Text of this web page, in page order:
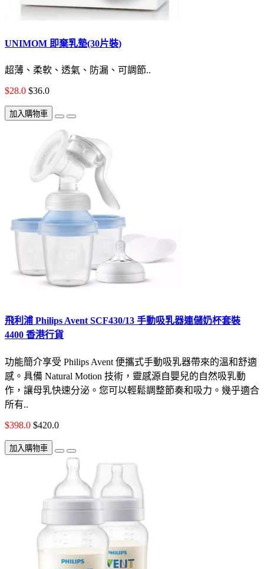
UNIMOM 即棄乳墊(30片裝)
超薄、柔軟、透氣、防漏、可調節..
$28.0 $36.0
加入購物車
飛利浦 Philips Avent SCF430/13 手動吸乳器連儲奶杯套裝
4400 香港行貨
功能簡介享受 Philips Avent 便攜式手動吸乳器帶來的溫和舒適
感。具備 Natural Motion 技術，靈感源自嬰兒的自然吸乳動
作，讓母乳快速分泌。您可以輕鬆調整節奏和吸力。幾乎適合
所有..
$398.0 $420.0
加入購物車